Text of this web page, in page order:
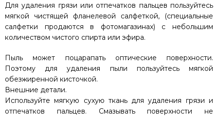
Для удаления грязи или отпечатков пальцев пользуйтесь
мягкой чистящей фланелевой салфеткой, (специальные
салфетки продаются в фотомагазинах) с небольшим
количеством чистого спирта или эфира.
Пыль может поцарапать оптические поверхности.
Поэтому для удаления пыли пользуйтесь мягкой
обезжиренной кисточкой.
Внешние детали.
Используйте мягкую сухую ткань для удаления грязи и
отпечатков пальцев. Смазывать поверхности не